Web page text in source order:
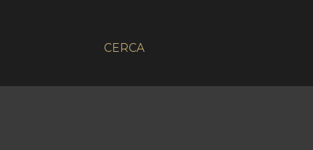
CERCA